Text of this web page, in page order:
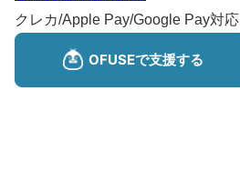
クレカ/Apple Pay/Google Pay対応